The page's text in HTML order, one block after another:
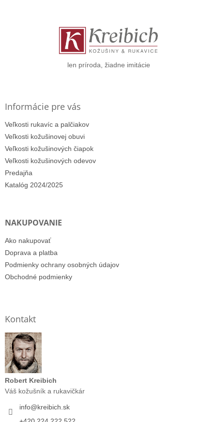
len príroda, žiadne imitácie
Informácie pre vás
Veľkosti rukavíc a palčiakov
Veľkosti kožušinovej obuvi
Veľkosti kožušinových čiapok
Veľkosti kožušinových odevov
Predajňa
Katalóg 2024/2025
NAKUPOVANIE
Ako nakupovať
Doprava a platba
Podmienky ochrany osobných údajov
Obchodné podmienky
Kontakt
Robert Kreibich
Váš kožušník a rukavičkár
info@kreibich.sk